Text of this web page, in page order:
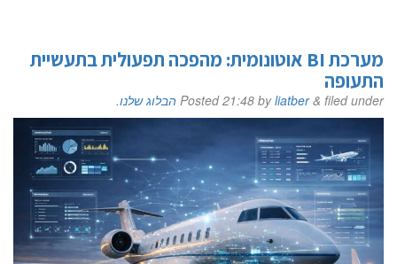
מערכת BI אוטונומית: מהפכה תפעולית בתעשיית
התעופה
Posted21:48 byliatber & filed under הבלוג שלנו.